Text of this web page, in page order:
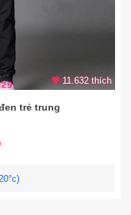
11.632 thích
trẻ trung